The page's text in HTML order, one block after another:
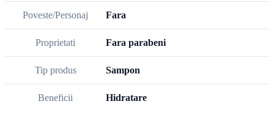
Poveste/Personaj Fara
Proprietati Fara parabeni
Tip produs Sampon
Beneficii Hidratare